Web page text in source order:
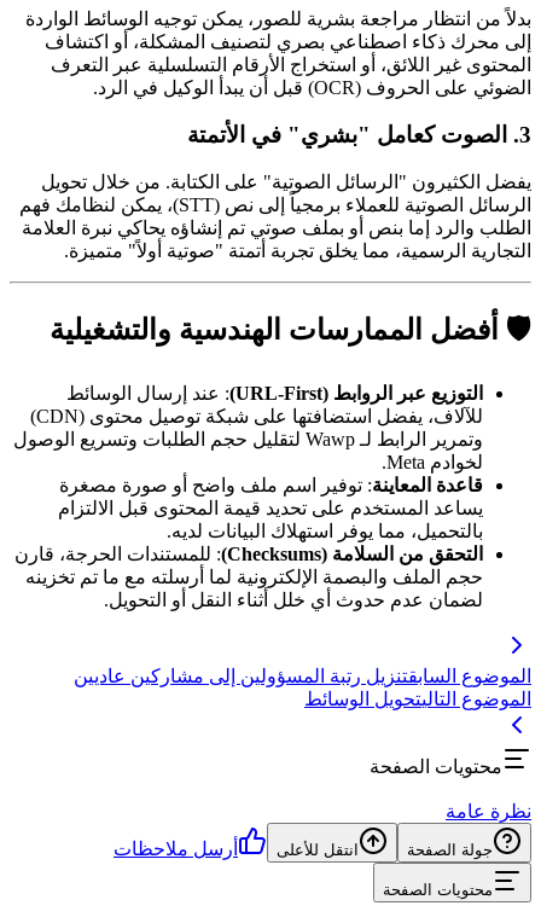
بدلاً من انتظار مراجعة بشرية للصور، يمكن توجيه الوسائط الواردة
إلى محرك ذكاء اصطناعي بصري لتصنيف المشكلة، أو اكتشاف
المحتوى غير اللائق، أو استخراج الأرقام التسلسلية عبر التعرف
الضوئي على الحروف (OCR) قبل أن يبدأ الوكيل في الرد.
3. الصوت كعامل "بشري" في الأتمتة
يفضل الكثيرون "الرسائل الصوتية" على الكتابة. من خلال تحويل
الرسائل الصوتية للعملاء برمجياً إلى نص (STT)، يمكن لنظامك فهم
الطلب والرد إما بنص أو بملف صوتي تم إنشاؤه يحاكي نبرة العلامة
التجارية الرسمية، مما يخلق تجربة أتمتة "صوتية أولاً" متميزة.
🛡️ أفضل الممارسات الهندسية والتشغيلية
التوزيع عبر الروابط (URL-First)
: عند إرسال الوسائط
للآلاف، يفضل استضافتها على شبكة توصيل محتوى (CDN)
وتمرير الرابط لـ Wawp لتقليل حجم الطلبات وتسريع الوصول
لخوادم Meta.
قاعدة المعاينة: توفير اسم ملف واضح أو صورة مصغرة
يساعد المستخدم على تحديد قيمة المحتوى قبل الالتزام
بالتحميل، مما يوفر استهلاك البيانات لديه.
التحقق من السلامة (Checksums)
: للمستندات الحرجة، قارن
حجم الملف والبصمة الإلكترونية لما أرسلته مع ما تم تخزينه
لضمان عدم حدوث أي خلل أثناء النقل أو التحويل.
الموضوع السابقتنزيل رتبة المسؤولين إلى مشاركين عاديين
الموضوع التاليتحويل الوسائط
محتويات الصفحة
نظرة عامة
جولة الصفحة انتقل للأعلى أرسل ملاحظات
محتويات الصفحة